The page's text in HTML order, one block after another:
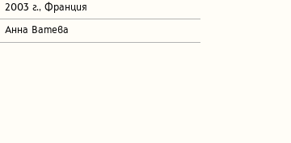
2003 г., Франция
Анна Ватева